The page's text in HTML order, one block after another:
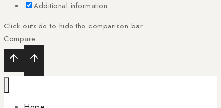
Additional information
Click outside to hide the comparison bar
Compare